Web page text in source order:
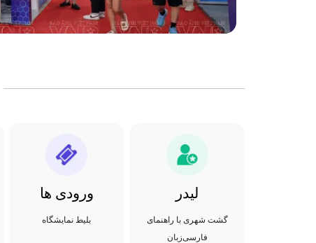
لیدر
گشت شهری با راهنمای
فارسی‌زبان
ورودی ها
بلیط نمایشگاه